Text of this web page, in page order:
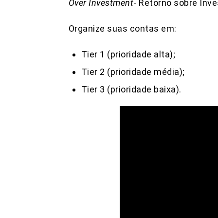
Over Investment- Retorno sobre
Organize suas contas em:
Tier 1 (prioridade alta);
Tier 2 (prioridade média);
Tier 3 (prioridade baixa).